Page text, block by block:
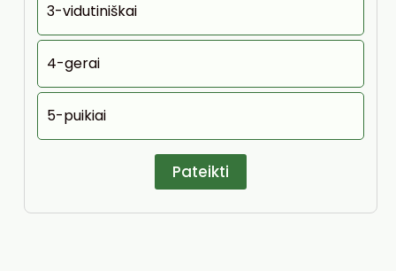
3-vidutiniškai
4-gerai
5-puikiai